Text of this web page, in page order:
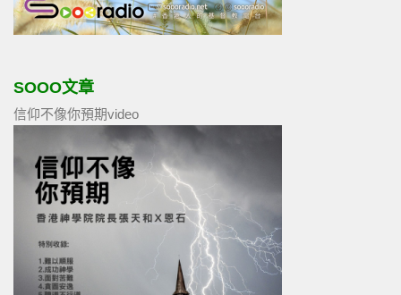
SOOO文章
信仰不像你預期video